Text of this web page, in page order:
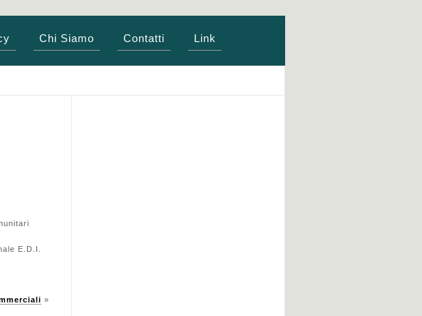
Chi Siamo Contatti Link
E.D.I.
»